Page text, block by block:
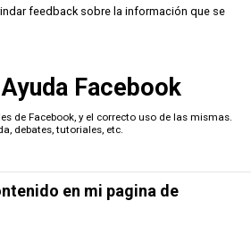
feedback sobre la información que se